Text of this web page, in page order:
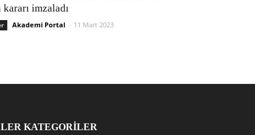
imzaladı
Akademi Portal - 11 Mart 2023
KATEGORİLER